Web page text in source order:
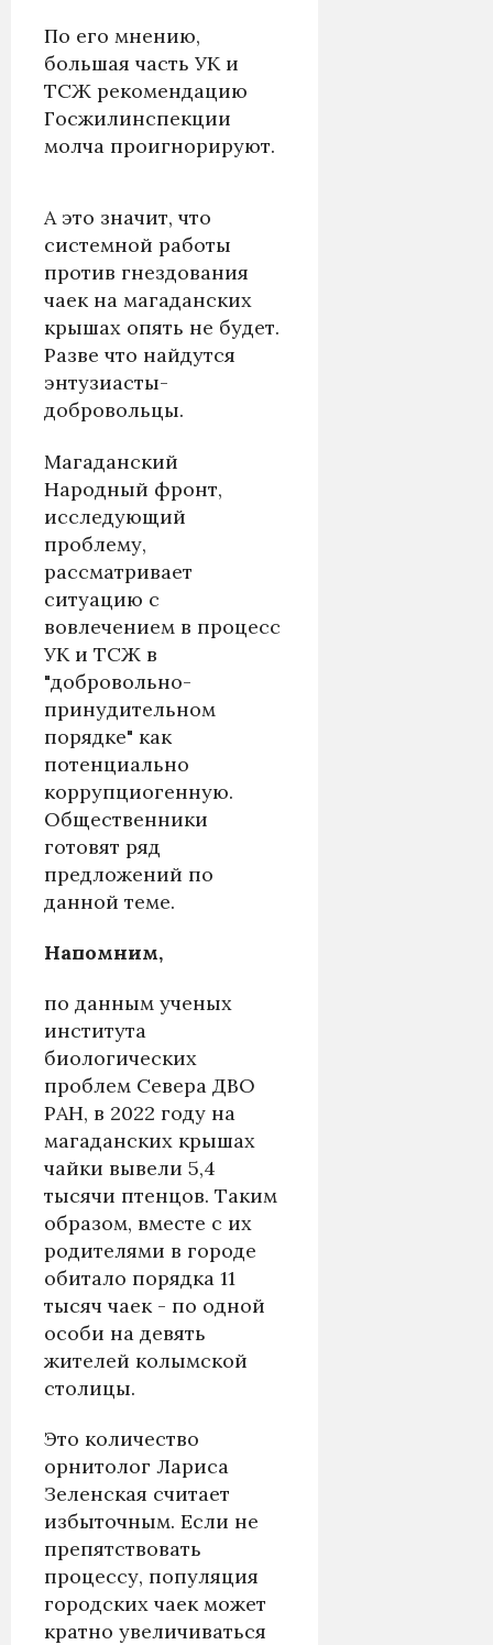
По его мнению,
большая часть УК и
ТСЖ рекомендацию
Госжилинспекции
молча проигнорируют.
А это значит, что
системной работы
против гнездования
чаек на магаданских
крышах опять не будет.
Разве что найдутся
энтузиасты-
добровольцы.
Магаданский
Народный фронт,
исследующий
проблему,
рассматривает
ситуацию с
вовлечением в процесс
УК и ТСЖ в
"добровольно-
принудительном
порядке" как
потенциально
коррупциогенную.
Общественники
готовят ряд
предложений по
данной теме.
Напомним,
по данным ученых
института
биологических
проблем Севера ДВО
РАН, в 2022 году на
магаданских крышах
чайки вывели 5,4
тысячи птенцов. Таким
образом, вместе с их
родителями в городе
обитало порядка 11
тысяч чаек - по одной
особи на девять
жителей колымской
столицы.
Это количество
орнитолог Лариса
Зеленская считает
избыточным. Если не
препятствовать
процессу, популяция
городских чаек может
кратно увеличиваться